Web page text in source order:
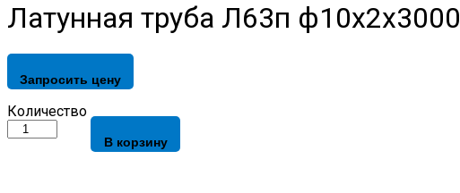
Латунная труба Л63п ф10х2х3000
Запросить цену
Латунная
труба
Количество
В корзину